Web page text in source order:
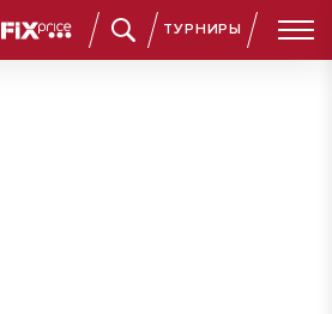
ТУРНИРЫ